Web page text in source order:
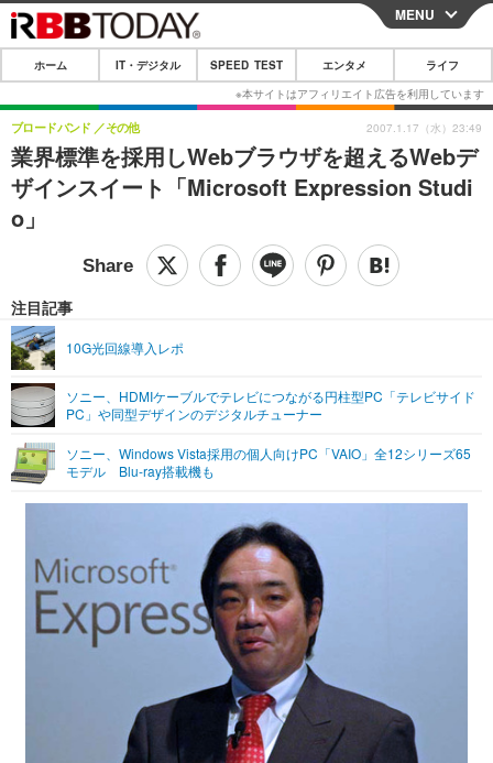
CLOSE
ホーム
IT・デジタル
IT・デジタルTOP スマートフォン
ガジェット・ツール
ショッピング その他
SPEED TEST
エンタメ
エンタメTOP 映画・ドラマ
音楽
グラビア ブログ
ペット
その他
リリース一覧
プッシュ通知の停止方法
MENU
ホーム IT・デジタル SPEED TEST エンタメ ライフ
業界標準を採用しWebブラウザを超えるWebデ
ザインスイート「Microsoft Expression Studi
o」
ブロードバンド その他
注目記事
10G光回線導入レポ
ソニー、HDMIケーブルでテレビにつながる円柱型PC「テレビサイド
PC」や同型デザインのデジタルチューナー
ソニー、Windows Vista採用の個人向けPC「VAIO」全12シリーズ65
モデル Blu-ray搭載機も
2007.1.17（水）23:49